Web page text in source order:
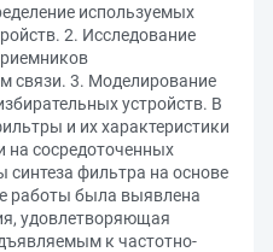
используемых
2. Исследование
связи. 3. Моделирование
устройств. В
и их характеристики
на сосредоточенных
фильтра на основе
работы была выявлена
удовлетворяющая
к частотно-